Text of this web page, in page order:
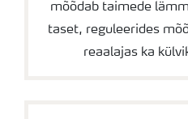
mõõdab taimede
taset, reguleerides
reaalajas ka